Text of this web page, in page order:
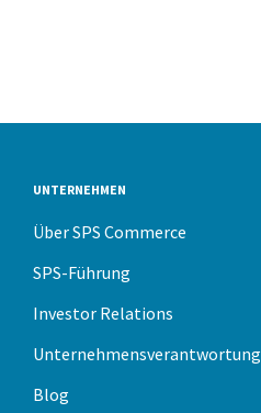
UNTERNEHMEN
Über SPS Commerce
SPS-Führung
Investor Relations
Unternehmensverantwortung
Blog